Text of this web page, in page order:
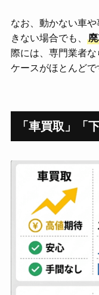
なお、動かない車
きない場合でも、
際には、専門業者
ケースがほとんどで
「車買取」「